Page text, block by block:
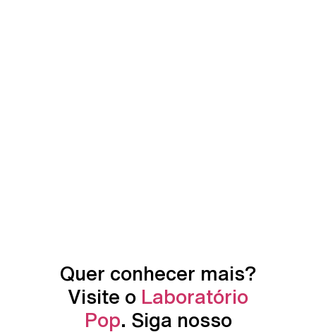
Quer conhecer mais?
Visite o Laboratório
Pop. Siga nosso